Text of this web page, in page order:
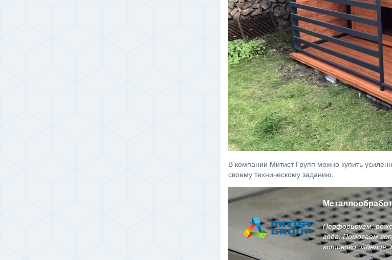
В компании Митист Групп можно купить
своему техническому заданию.
Перфорируем,
года. Помогаем
готового